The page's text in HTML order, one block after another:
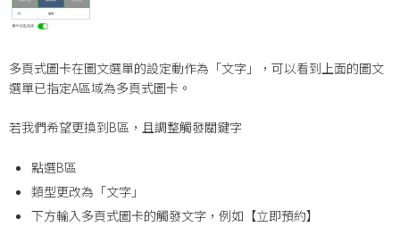
多頁式圖卡在圖文選單的設定動作為「文字」，可以看到上面的圖文
選單已指定A區域為多頁式圖卡。
若我們希望更換到B區，且調整觸發關鍵字
點選B區
類型更改為「文字」
下方輸入多頁式圖卡的觸發文字，例如【立即預約】